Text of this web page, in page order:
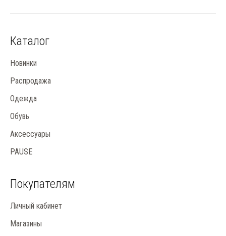
Каталог
Новинки
Распродажа
Одежда
Обувь
Аксессуары
PAUSE
Покупателям
Личный кабинет
Магазины